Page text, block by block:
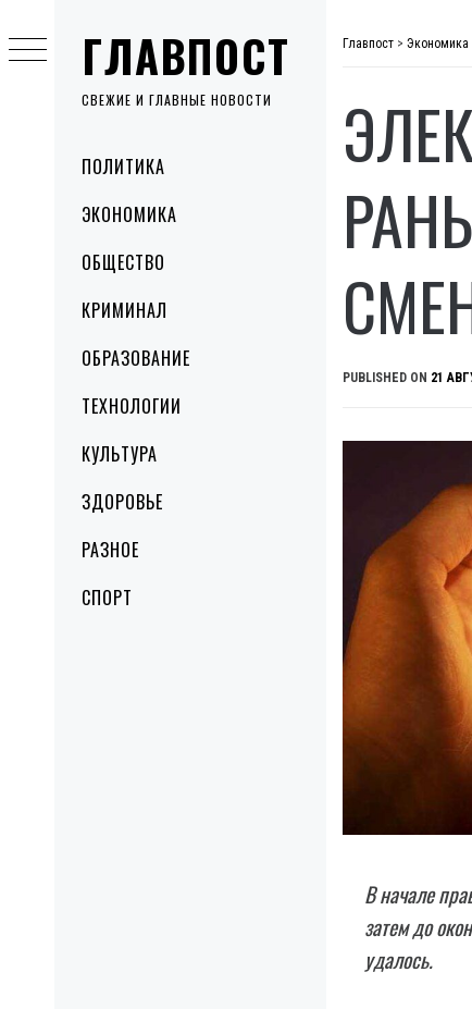
ГЛАВПОСТ
СВЕЖИЕ И ГЛАВНЫЕ НОВОСТИ
MenuПОЛИТИКА
ЭКОНОМИКА
ОБЩЕСТВО
КРИМИНАЛ
ОБРАЗОВАНИЕ
ТЕХНОЛОГИИ
КУЛЬТУРА
ЗДОРОВЬЕ
РАЗНОЕ
СПОРТ
to
content
Главпост > Экономика
PUBLISHED ON 21
В начале
затем до
удалось.